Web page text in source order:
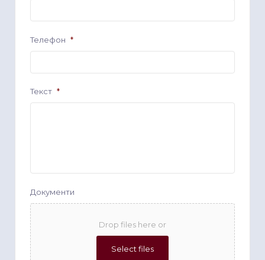
Телефон *
Текст *
Документи
Drop files here or
Select files